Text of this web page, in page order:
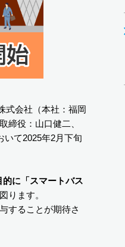
式会社（本社：福岡
締役：山口健二、
いて2025年2月下旬
に「スマートバス
ります。
することが期待さ